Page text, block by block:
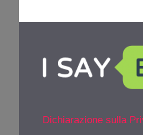
Dichiarazione sulla